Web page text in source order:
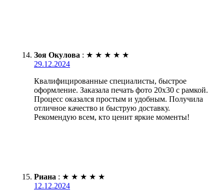
Зоя Окулова : ★ ★ ★ ★ ★
29.12.2024
Квалифицированные специалисты, быстрое
оформление. Заказала печать фото 20х30 с рамкой.
Процесс оказался простым и удобным. Получила
отличное качество и быструю доставку.
Рекомендую всем, кто ценит яркие моменты!
Риана : ★ ★ ★ ★ ★
12.12.2024